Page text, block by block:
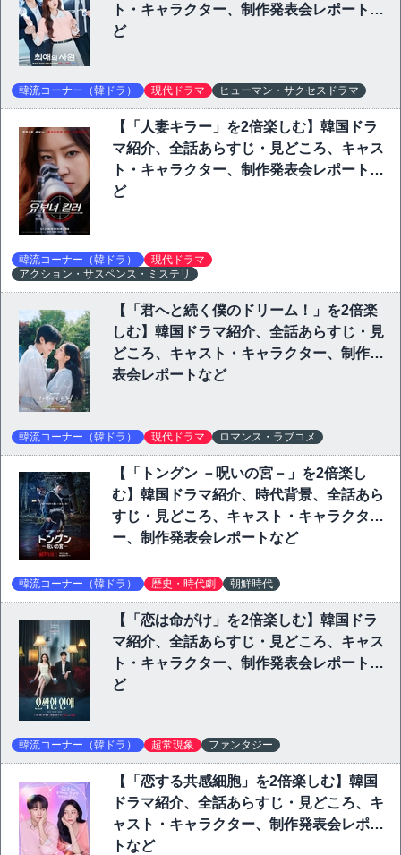
ト・キャラクター、制作発表会レポートな
ど
韓流コーナー（韓ドラ） 現代ドラマ ヒューマン・サクセスドラマ
【「人妻キラー」を2倍楽しむ】韓国ドラ
マ紹介、全話あらすじ・見どころ、キャス
ト・キャラクター、制作発表会レポートな
ど
韓流コーナー（韓ドラ）
現代ドラマ
アクション・サスペンス・ミステリ
【「君へと続く僕のドリーム！」を2倍楽
しむ】韓国ドラマ紹介、全話あらすじ・見
どころ、キャスト・キャラクター、制作発
表会レポートなど
韓流コーナー（韓ドラ） 現代ドラマ ロマンス・ラブコメ
【「トングン －呪いの宮－」を2倍楽し
む】韓国ドラマ紹介、時代背景、全話あら
すじ・見どころ、キャスト・キャラクタ
ー、制作発表会レポートなど
韓流コーナー（韓ドラ） 歴史・時代劇 朝鮮時代
【「恋は命がけ」を2倍楽しむ】韓国ドラ
マ紹介、全話あらすじ・見どころ、キャス
ト・キャラクター、制作発表会レポートな
ど
韓流コーナー（韓ドラ） 超常現象 ファンタジー
【「恋する共感細胞」を2倍楽しむ】韓国
ドラマ紹介、全話あらすじ・見どころ、キ
ャスト・キャラクター、制作発表会レポー
トなど